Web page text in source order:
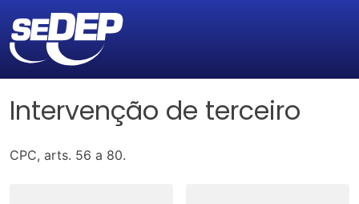
Intervenção de terceiro
CPC, arts. 56 a 80.